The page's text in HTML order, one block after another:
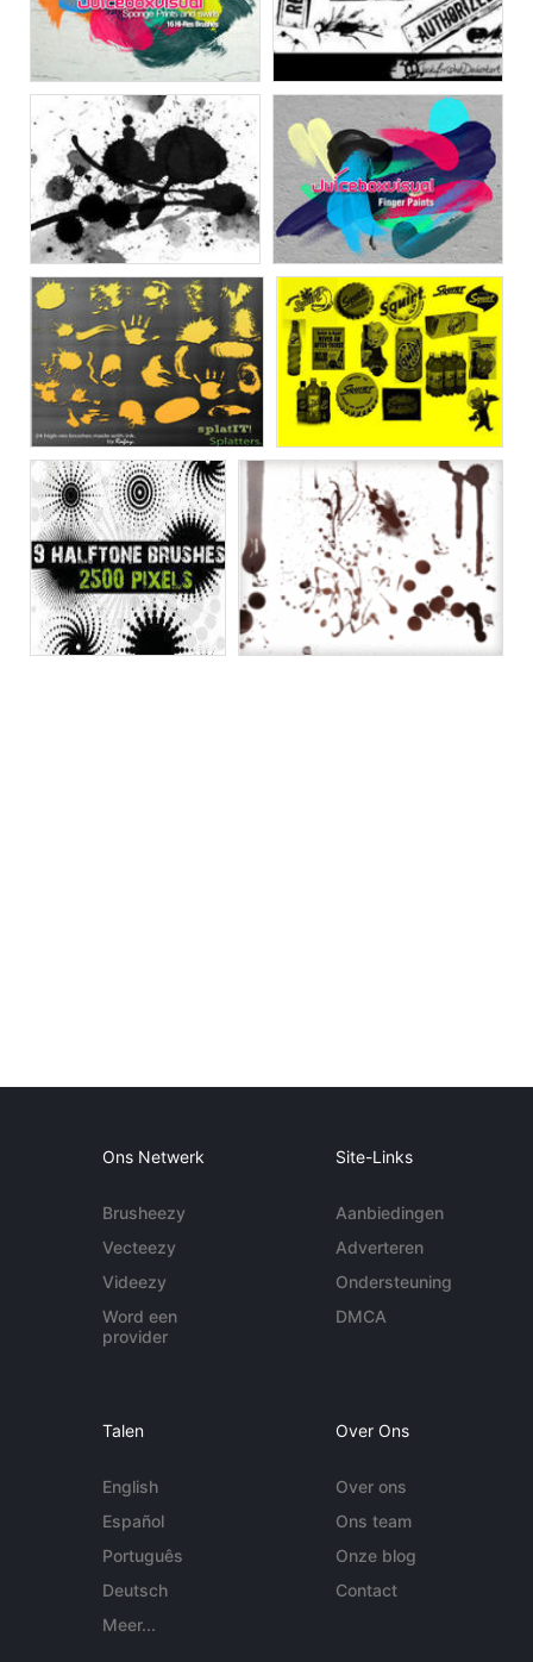
Ons Netwerk
Brusheezy
Vecteezy
Videezy
Word een
provider
Site-Links
Aanbiedingen
Adverteren
Ondersteuning
DMCA
Talen
English
Español
Português
Deutsch
Meer...
Over Ons
Over ons
Ons team
Onze blog
Contact